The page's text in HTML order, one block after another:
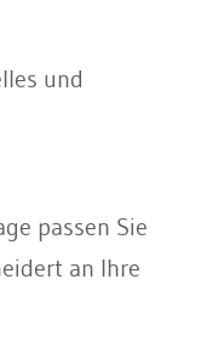
und
passen Sie
an Ihre